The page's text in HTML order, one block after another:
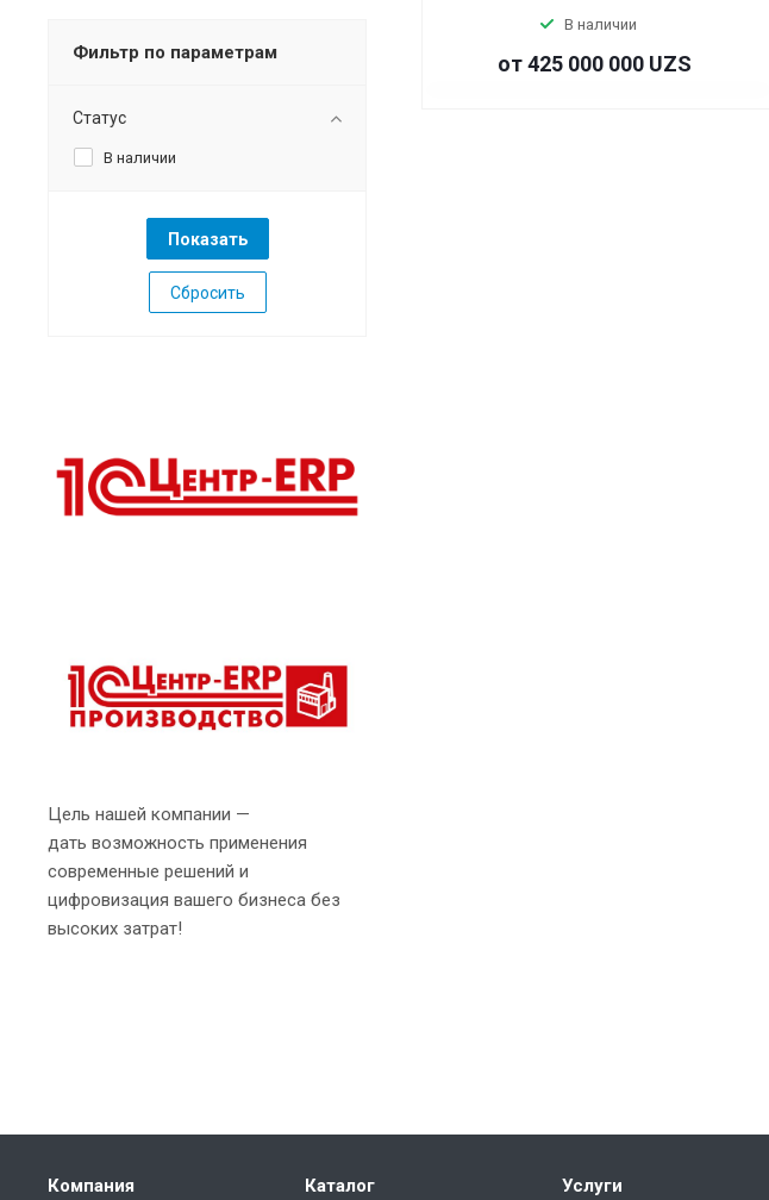
В наличии
от 425 000 000 UZS
Фильтр по параметрам
Статус
В наличии
Сбросить
Цель нашей компании —
дать возможность применения
современные решений и
цифровизация вашего бизнеса без
высоких затрат!
Компания Каталог Услуги